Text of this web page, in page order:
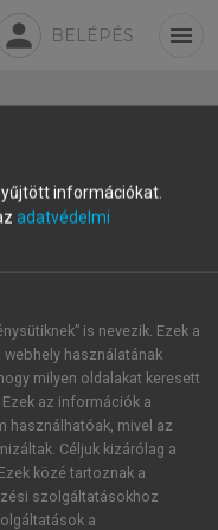
person BELÉPÉS menu
egyéb
az imént taglalt
dialektológiai
érdemes
tartalmazó
jegyezték
információkat.
adatvédelmi
is nevezik. Ezek a
használatának
milyen oldalakat keresett
az információk a
használhatóak, mivel az
Céljuk kizárólag a
közé tartoznak a
szolgáltatásokhoz
a